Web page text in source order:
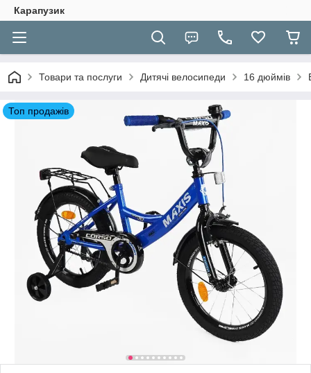
Карапузик
Товари та послуги Дитячі велосипеди 16 дюймів
Топ продажів